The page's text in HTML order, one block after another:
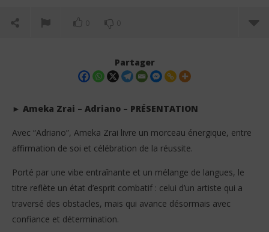
0 0
NOW VIEWING
Partager
► Ameka Zrai – Adriano – PRÉSENTATION
Avec “Adriano”, Ameka Zrai livre un morceau énergique, entre
affirmation de soi et célébration de la réussite.
Porté par une vibe entraînante et un mélange de langues, le
titre reflète un état d’esprit combatif : celui d’un artiste qui a
traversé des obstacles, mais qui avance désormais avec
confiance et détermination.